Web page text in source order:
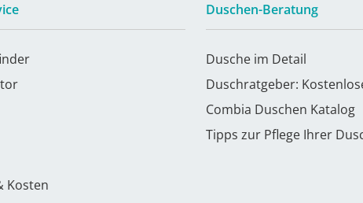
Kosten
Duschen-Beratung
Dusche im Detail
Duschratgeber:
Combia Duschen Katalog
Tipps zur Pflege Ihrer